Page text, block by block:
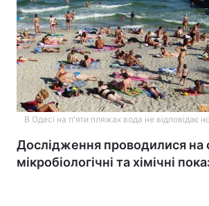
В Одесі на п'яти пляжах вода не відповідає
Дослідження проводилися на
мікробіологічні та хімічні